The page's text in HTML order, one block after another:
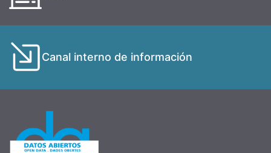
Canal interno de información